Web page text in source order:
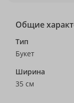
Общие
Тип
Букет
Ширина
35 см